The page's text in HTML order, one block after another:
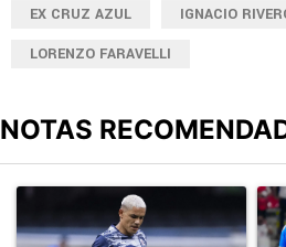
EX CRUZ AZUL IGNACIO
LORENZO FARAVELLI
NOTAS
Un artículo de tendencia con el Un